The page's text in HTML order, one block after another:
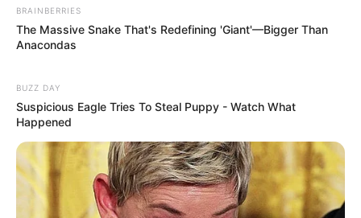
33 inci)
Ukuran Sepatu: 6 (AS)
Pendidikan
Keluarga
Ayah: Nino Guerrero
BRAINBERRIES
The Massive Snake That's Redefining 'Giant'—Bigger Than
Anacondas
BUZZ DAY
Suspicious Eagle Tries To Steal Puppy - Watch What
Happened